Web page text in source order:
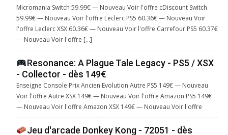
Micromania Switch 59.99€ — Nouveau Voir l'offre cDiscount Switch
59.99€ — Nouveau Voir l'offre Leclerc PS5 60.36€ — Nouveau Voir
l'offre Leclerc XSX 60.36€ — Nouveau Voir l'offre Carrefour PS5 60.37€
— Nouveau Voir l'offre […]
Resonance: A Plague Tale Legacy - PS5 / XSX
- Collector - dès 149€
Enseigne Console Prix Ancien Evolution Autre PS5 149€ — Nouveau
Voir l'offre Autre XSX 149€ — Nouveau Voir l'offre Amazon PS5 149€
— Nouveau Voir l'offre Amazon XSX 149€ — Nouveau Voir l'offre
Jeu d'arcade Donkey Kong - 72051 - dès